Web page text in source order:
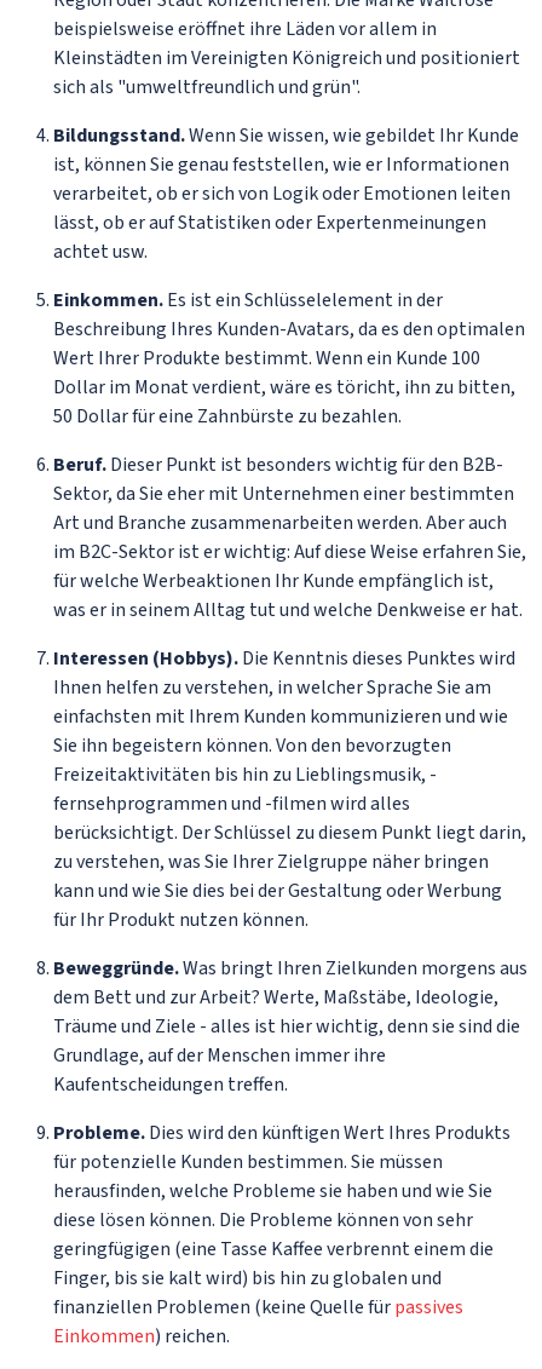
beispielsweise eröffnet ihre Läden vor allem in
Kleinstädten im Vereinigten Königreich und positioniert
sich als "umweltfreundlich und grün".
Bildungsstand.Wenn Sie wissen, wie gebildet Ihr Kunde
ist, können Sie genau feststellen, wie er Informationen
verarbeitet, ob er sich von Logik oder Emotionen leiten
lässt, ob er auf Statistiken oder Expertenmeinungen
achtet usw.
Einkommen.Es ist ein Schlüsselelement in der
Beschreibung Ihres Kunden-Avatars, da es den optimalen
Wert Ihrer Produkte bestimmt. Wenn ein Kunde 100
Dollar im Monat verdient, wäre es töricht, ihn zu bitten,
50 Dollar für eine Zahnbürste zu bezahlen.
Beruf.Dieser Punkt ist besonders wichtig für den B2B-
Sektor, da Sie eher mit Unternehmen einer bestimmten
Art und Branche zusammenarbeiten werden. Aber auch
im B2C-Sektor ist er wichtig: Auf diese Weise erfahren Sie,
für welche Werbeaktionen Ihr Kunde empfänglich ist,
was er in seinem Alltag tut und welche Denkweise er hat.
Interessen (Hobbys).Die Kenntnis dieses Punktes wird
Ihnen helfen zu verstehen, in welcher Sprache Sie am
einfachsten mit Ihrem Kunden kommunizieren und wie
Sie ihn begeistern können. Von den bevorzugten
Freizeitaktivitäten bis hin zu Lieblingsmusik, -
fernsehprogrammen und -filmen wird alles
berücksichtigt. Der Schlüssel zu diesem Punkt liegt darin,
zu verstehen, was Sie Ihrer Zielgruppe näher bringen
kann und wie Sie dies bei der Gestaltung oder Werbung
für Ihr Produkt nutzen können.
Beweggründe.Was bringt Ihren Zielkunden morgens aus
dem Bett und zur Arbeit? Werte, Maßstäbe, Ideologie,
Träume und Ziele - alles ist hier wichtig, denn sie sind die
Grundlage, auf der Menschen immer ihre
Kaufentscheidungen treffen.
Probleme.Dies wird den künftigen Wert Ihres Produkts
für potenzielle Kunden bestimmen. Sie müssen
herausfinden, welche Probleme sie haben und wie Sie
diese lösen können. Die Probleme können von sehr
geringfügigen (eine Tasse Kaffee verbrennt einem die
Finger, bis sie kalt wird) bis hin zu globalen und
finanziellen Problemen (keine Quelle fürpassives
Einkommen) reichen.